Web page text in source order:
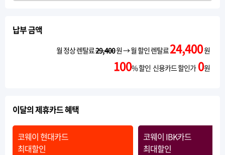
납부 금액
월 정상 렌탈료29,400원 → 월 할인 렌탈료24,400원
100% 할인 신용카드 할인가 0원
이달의 제휴카드 혜택
코웨이 현대카드
최대할인
코웨이 IBK카드
최대할인